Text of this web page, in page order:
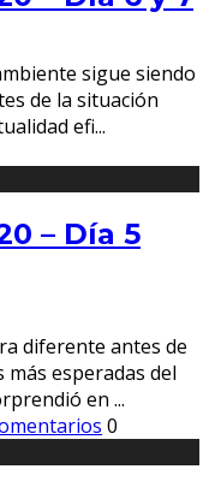
sigue siendo
de la situación
efi...
– Día 5
diferente antes de
más esperadas del
en ...
0